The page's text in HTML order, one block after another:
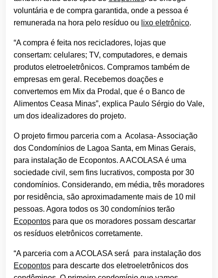
voluntária e de compra garantida, onde a pessoa é
remunerada na hora pelo resíduo ou lixo eletrônico.
“A compra é feita nos recicladores, lojas que
consertam: celulares; TV, computadores, e demais
produtos eletroeletrônicos. Compramos também de
empresas em geral. Recebemos doações e
convertemos em Mix da Prodal, que é o Banco de
Alimentos Ceasa Minas”, explica Paulo Sérgio do Vale,
um dos idealizadores do projeto.
O projeto firmou parceria com a Acolasa- Associação
dos Condomínios de Lagoa Santa, em Minas Gerais,
para instalação de Ecopontos. A ACOLASA é uma
sociedade civil, sem fins lucrativos, composta por 30
condomínios. Considerando, em média, três moradores
por residência, são aproximadamente mais de 10 mil
pessoas. Agora todos os 30 condomínios terão
Ecopontos para que os moradores possam descartar
os resíduos eletrônicos corretamente.
“A parceria com a ACOLASA será para instalação dos
Ecopontos para descarte dos eletroeletrônicos dos